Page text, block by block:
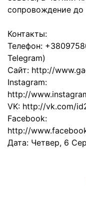
сопровождение до
Контакты:
Телефон:
Telegram)
Сайт: http://
Instagram:
http://
VK: http://vk.com/
Facebook:
http://
Дата: Четвер, 6